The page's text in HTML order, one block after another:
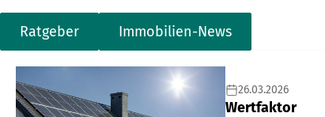
Ratgeber Immobilien-News
26.03.2026
Wertfaktor